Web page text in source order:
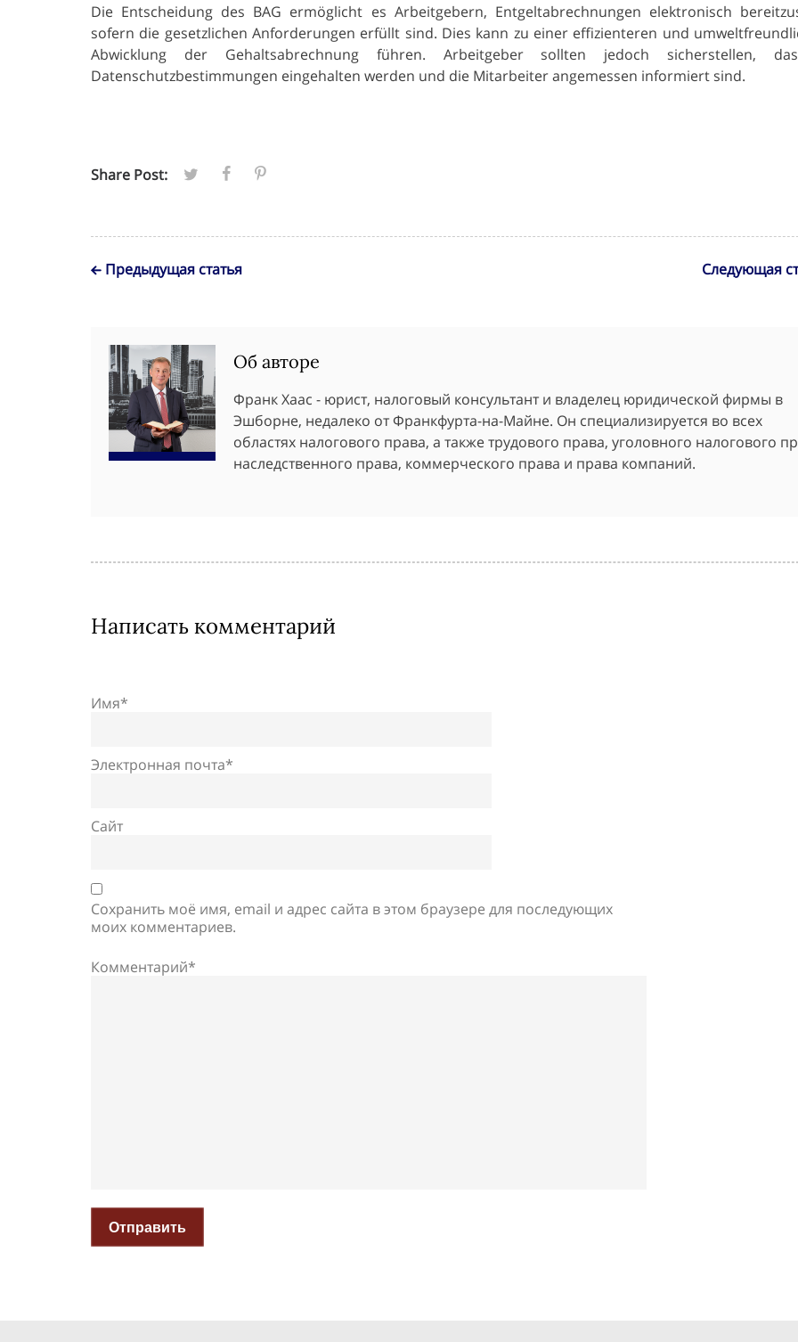
Die Entscheidung des BAG ermöglicht es Arbeitgebern, Entgeltabrechnungen elektronisch
sofern die gesetzlichen Anforderungen erfüllt sind. Dies kann zu einer effizienteren und
Abwicklung der Gehaltsabrechnung führen. Arbeitgeber sollten jedoch sicherstellen,
Datenschutzbestimmungen eingehalten werden und die Mitarbeiter angemessen informiert sind.
Share Post:
Предыдущая статья Следующая
Об авторе
Франк Хаас - юрист, налоговый консультант и владелец юридической фирмы в
Эшборне, недалеко от Франкфурта-на-Майне. Он специализируется во всех
областях налогового права, а также трудового права, уголовного налогового
наследственного права, коммерческого права и права компаний.
Написать комментарий
Имя*
Электронная почта*
Сайт
Сохранить моё имя, email и адрес сайта в этом браузере для последующих
моих комментариев.
Комментарий*
Отправить